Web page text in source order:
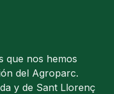
que nos hemos
del Agroparc.
y de Sant Llorenç